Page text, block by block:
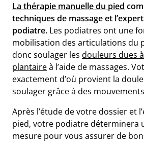
La thérapie manuelle du pied
techniques de massage et
podiatre. Les podiatres ont une
mobilisation des articulations du
donc soulager les douleurs dues
plantaireà l’aide de massages.
exactement d’où provient la
soulager grâce à des
Après l’étude de votre dossier et
pied, votre podiatre déterminera
mesure pour vous assurer de